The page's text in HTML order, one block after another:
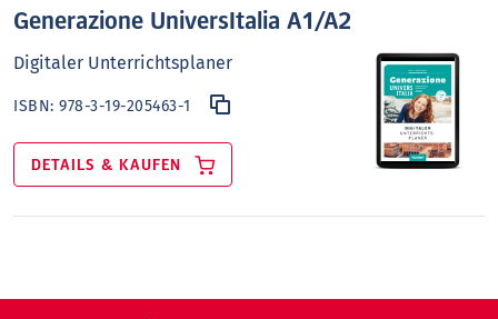
Generazione UniversItalia A1/A2
Digitaler Unterrichtsplaner
ISBN:978-3-19-205463-1
DETAILS & KAUFEN